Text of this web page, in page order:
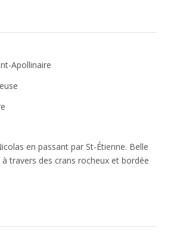
Apollinaire
en passant par St-Étienne. Belle
travers des crans rocheux et bordée